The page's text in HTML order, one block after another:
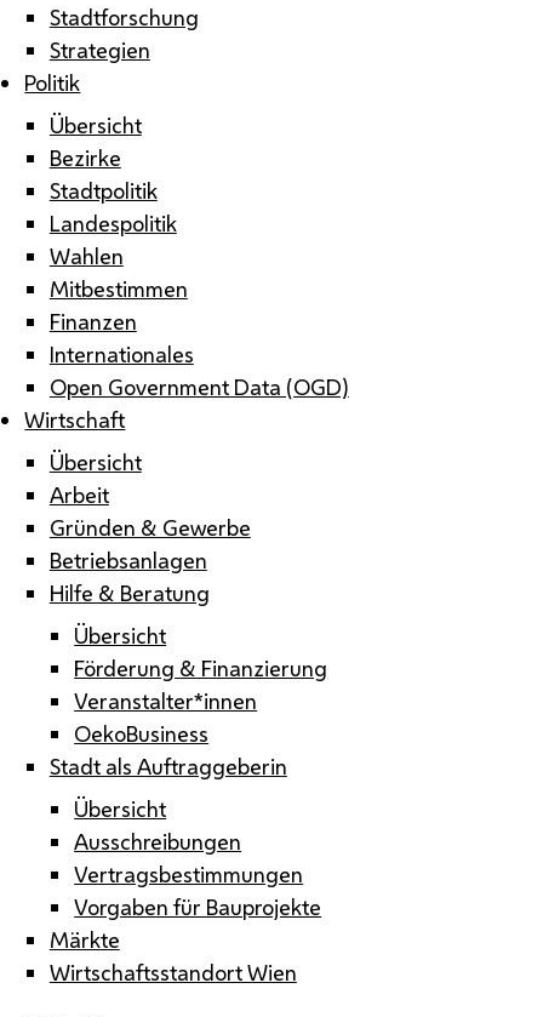
Stadtforschung
Strategien
Politik
Übersicht
Bezirke
Stadtpolitik
Landespolitik
Wahlen
Mitbestimmen
Finanzen
Internationales
Open Government Data (OGD)
Wirtschaft
Übersicht
Arbeit
Gründen & Gewerbe
Betriebsanlagen
Hilfe & Beratung
Übersicht
Förderung & Finanzierung
Veranstalter*innen
OekoBusiness
Stadt als Auftraggeberin
Übersicht
Ausschreibungen
Vertragsbestimmungen
Vorgaben für Bauprojekte
Märkte
Wirtschaftsstandort Wien